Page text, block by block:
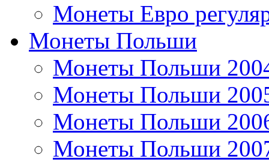
Монеты Евро
Монеты Польши
Монеты Польши
Монеты Польши
Монеты Польши
Монеты Польши